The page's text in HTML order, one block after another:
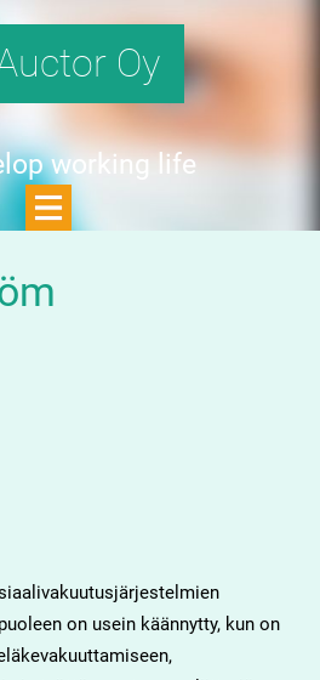
Oy
working life
on usein käännytty, kun on